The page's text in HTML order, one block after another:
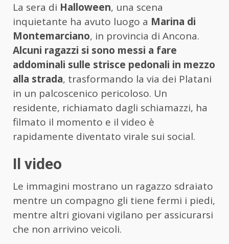
La sera di Halloween, una scena
inquietante ha avuto luogo a Marina di
Montemarciano, in provincia di Ancona.
Alcuni ragazzi si sono messi a fare
addominali sulle strisce pedonali in mezzo
alla strada, trasformando la via dei Platani
in un palcoscenico pericoloso. Un
residente, richiamato dagli schiamazzi, ha
filmato il momento e il video è
rapidamente diventato virale sui social.
Il video
Le immagini mostrano un ragazzo sdraiato
mentre un compagno gli tiene fermi i piedi,
mentre altri giovani vigilano per assicurarsi
che non arrivino veicoli.